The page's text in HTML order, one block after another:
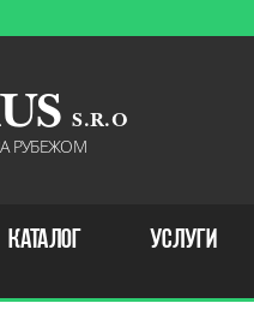
S . R . O
РУБЕЖОМ
КАТАЛОГ УСЛУГИ